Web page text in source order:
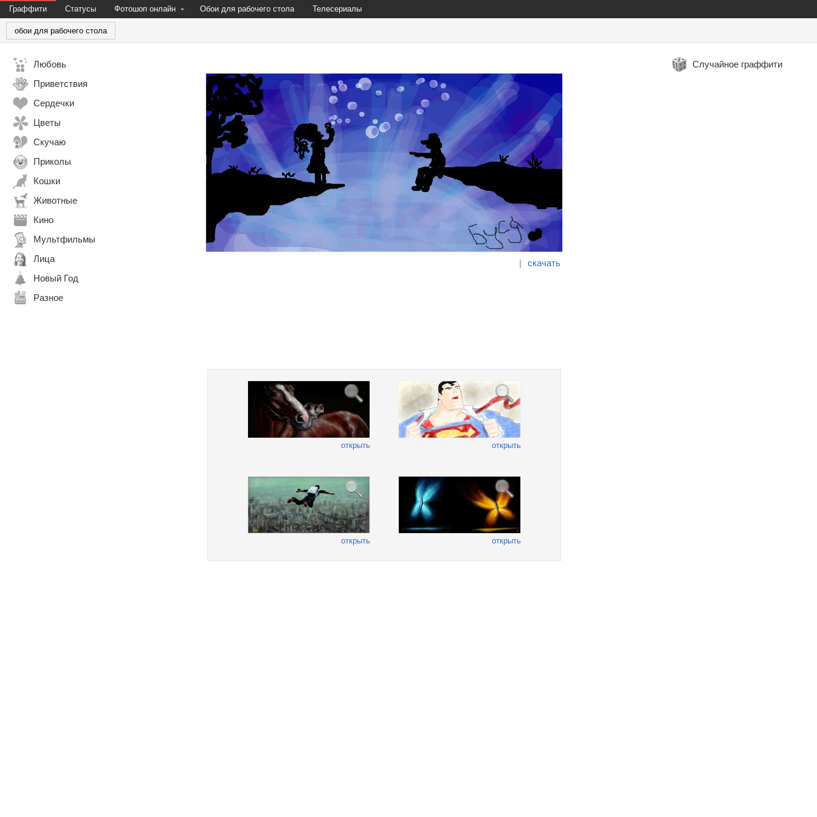
Граффити Статусы Фотошоп онлайн Обои для рабочего стола Телесериалы
обои для рабочего стола
Любовь
Приветствия
Сердечки
Цветы
Скучаю
Приколы
Кошки
Животные
Кино
Мультфильмы
Лица
Новый Год
Разное
| скачать
открыть открыть
открыть открыть
Случайное граффити